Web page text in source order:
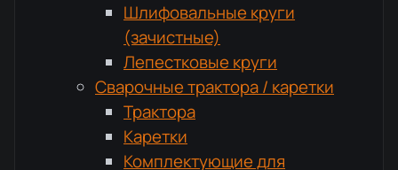
Шлифовальные круги
(зачистные)
Лепестковые круги
Сварочные трактора / каретки
Трактора
Каретки
Комплектующие для